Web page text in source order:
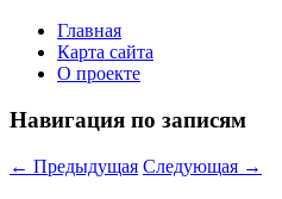
Главная
Карта сайта
О проекте
Навигация по записям
← Предыдущая Следующая →